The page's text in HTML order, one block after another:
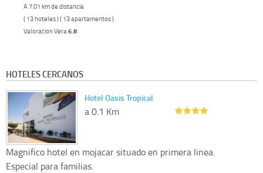
A 7.01 km de distancia
( 13 hoteles ) ( 13 apartamentos )
Valoracion Vera 6.8
HOTELES CERCANOS
Hotel Oasis Tropical
a 0.1 Km
Magnifico hotel en mojacar situado en primera linea.
Especial para familias.